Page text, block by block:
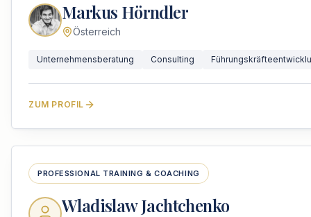
Markus Hörndler
Österreich
Unternehmensberatung Consulting
ZUM PROFIL
PROFESSIONAL TRAINING & COACHING
Wladislaw Jachtchenko